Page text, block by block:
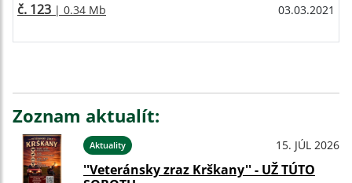
č. 123 | 0.34 Mb 03.03.2021
Zoznam aktualít:
Aktuality 15. JÚL 2026
''Veteránsky zraz Krškany'' - UŽ TÚTO